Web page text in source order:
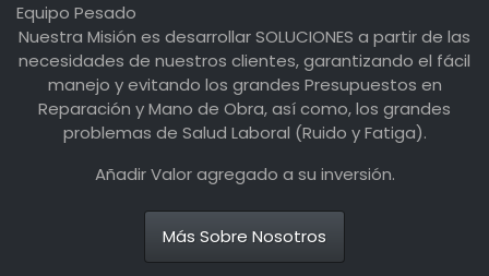
Equipo Pesado
Nuestra Misión es desarrollar SOLUCIONES a partir de las
necesidades de nuestros clientes, garantizando el fácil
manejo y evitando los grandes Presupuestos en
Reparación y Mano de Obra, así como, los grandes
problemas de Salud Laboral (Ruido y Fatiga).
Añadir Valor agregado a su inversión.
Más Sobre Nosotros